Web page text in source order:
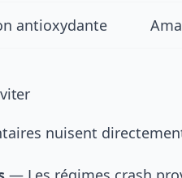
antioxydante
nuisent